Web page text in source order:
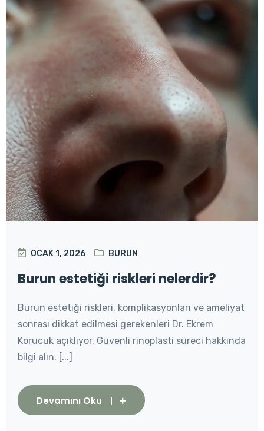
OCAK 1, 2026 BURUN
Burun estetiği riskleri nelerdir?
Burun estetiği riskleri, komplikasyonları ve ameliyat
sonrası dikkat edilmesi gerekenleri Dr. Ekrem
Korucuk açıklıyor. Güvenli rinoplasti süreci hakkında
bilgi alın. [...]
Devamını Oku